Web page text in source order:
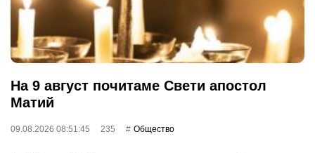
На 9 август почитаме Свети апостол
Матий
09.08.2026 08:51:45 235 Общество